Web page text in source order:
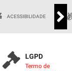
ACESSIBILIDADE
LGPD
Termo de